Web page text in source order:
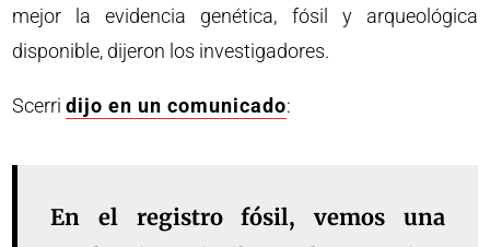
mejor la evidencia genética, fósil y arqueológica
disponible, dijeron los investigadores.
Scerridijo en un comunicado:
En el registro fósil, vemos una